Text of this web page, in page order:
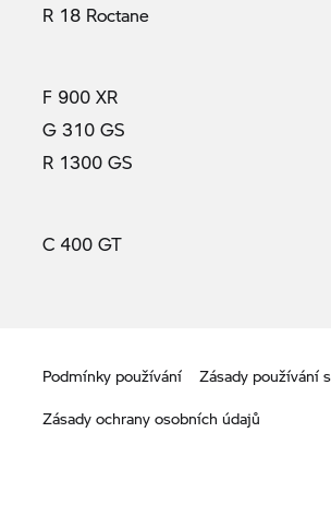
R 18 Roctane(aktuální)
F 900 XR
G 310 GS
R 1300 GS
C 400 GT
Podmínky používání Zásady používání
Zásady ochrany osobních údajů